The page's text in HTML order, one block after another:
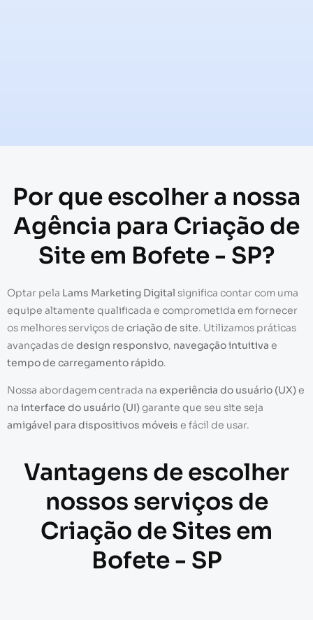
Por que escolher a nossa
Agência para Criação de
Site em Bofete - SP?
Optar pela Lams Marketing Digital significa contar com uma
equipe altamente qualificada e comprometida em fornecer
os melhores serviços de criação de site. Utilizamos práticas
avançadas de design responsivo, navegação intuitiva e
tempo de carregamento rápido.
Nossa abordagem centrada na experiência do usuário (UX)e
na interface do usuário (UI)garante que seu site seja
amigável para dispositivos móveis e fácil de usar.
Vantagens de escolher
nossos serviços de
Criação de Sites em
Bofete - SP